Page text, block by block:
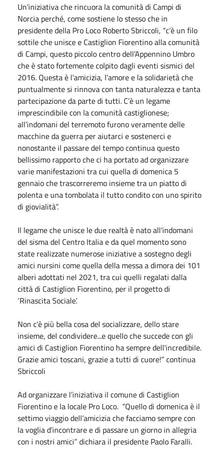
Un’iniziativa che rincuora la comunità di Campi di
Norcia perché, come sostiene lo stesso che in
presidente della Pro Loco Roberto Sbriccoli, “c’è un filo
sottile che unisce e Castiglion Fiorentino alla comunità
di Campi, questo piccolo centro dell’Appennino Umbro
che è stato fortemente colpito dagli eventi sismici del
2016. Questa è l’amicizia, l’amore e la solidarietà che
puntualmente si rinnova con tanta naturalezza e tanta
partecipazione da parte di tutti. C’è un legame
imprescindibile con la comunità castiglionese;
all’indomani del terremoto furono veramente delle
macchine da guerra per aiutarci e sostenerci e
nonostante il passare del tempo continua questo
bellissimo rapporto che ci ha portato ad organizzare
varie manifestazioni tra cui quella di domenica 5
gennaio che trascorreremo insieme tra un piatto di
polenta e una tombolata il tutto condito con uno spirito
di giovialità”.
Il legame che unisce le due realtà è nato all’indomani
del sisma del Centro Italia e da quel momento sono
state realizzate numerose iniziative a sostegno degli
amici nursini come quella della messa a dimora dei 101
alberi adottati nel 2021, tra cui quelli regalati dalla
città di Castiglion Fiorentino, per il progetto di
‘Rinascita Sociale’.
Non c'è più bella cosa del socializzare, dello stare
insieme, del condividere...e quello che succede con gli
amici di Castiglion Fiorentino ha sempre dell'incredibile.
Grazie amici toscani, grazie a tutti di cuore!” continua
Sbriccoli
Ad organizzare l’iniziativa il comune di Castiglion
Fiorentino e la locale Pro Loco. “Quello di domenica è il
settimo viaggio dell’amicizia che facciamo sempre con
la voglia d’incontrare e di passare un giorno in allegria
con i nostri amici” dichiara il presidente Paolo Faralli.